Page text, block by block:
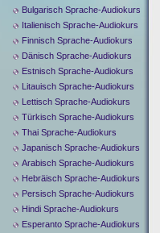
Bulgarisch Sprache-Audiokurs
Italienisch Sprache-Audiokurs
Finnisch Sprache-Audiokurs
Dänisch Sprache-Audiokurs
Estnisch Sprache-Audiokurs
Litauisch Sprache-Audiokurs
Lettisch Sprache-Audiokurs
Türkisch Sprache-Audiokurs
Thai Sprache-Audiokurs
Japanisch Sprache-Audiokurs
Arabisch Sprache-Audiokurs
Hebräisch Sprache-Audiokurs
Persisch Sprache-Audiokurs
Hindi Sprache-Audiokurs
Esperanto Sprache-Audiokurs